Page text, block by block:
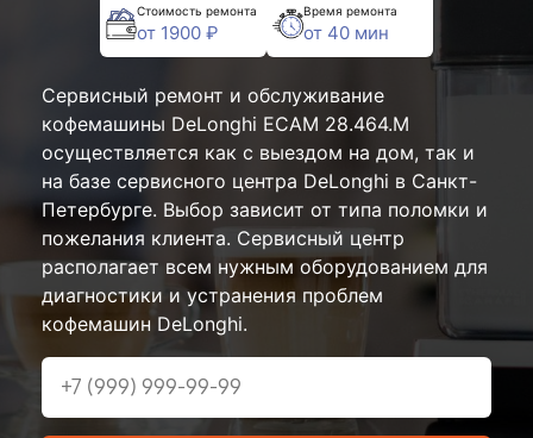
Стоимость ремонта
от 1900 ₽
Время ремонта
от 40 мин
Сервисный ремонт и обслуживание
кофемашины DeLonghi ECAM 28.464.M
осуществляется как с выездом на дом, так и
на базе сервисного центра DeLonghi в Санкт-
Петербурге. Выбор зависит от типа поломки и
пожелания клиента. Сервисный центр
располагает всем нужным оборудованием для
диагностики и устранения проблем
кофемашин DeLonghi.